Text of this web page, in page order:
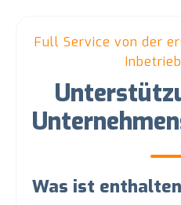
Full Service von der
Was ist